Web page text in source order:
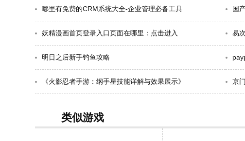
哪里有免费的CRM系统大全-企业管理必备工具 国
妖精漫画首页登录入口页面在哪里：点击进入 易
明日之后新手钓鱼攻略
《火影忍者手游：纲手星技能详解与效果展示》 京
类似游戏